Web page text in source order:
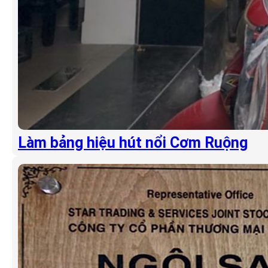
Làm bảng hiệu hút nổi Cơm Ruộng